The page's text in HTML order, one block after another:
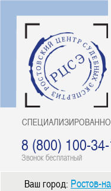
8 (800) 100-
Звонок бесплатный
Ваш город: Ростов-